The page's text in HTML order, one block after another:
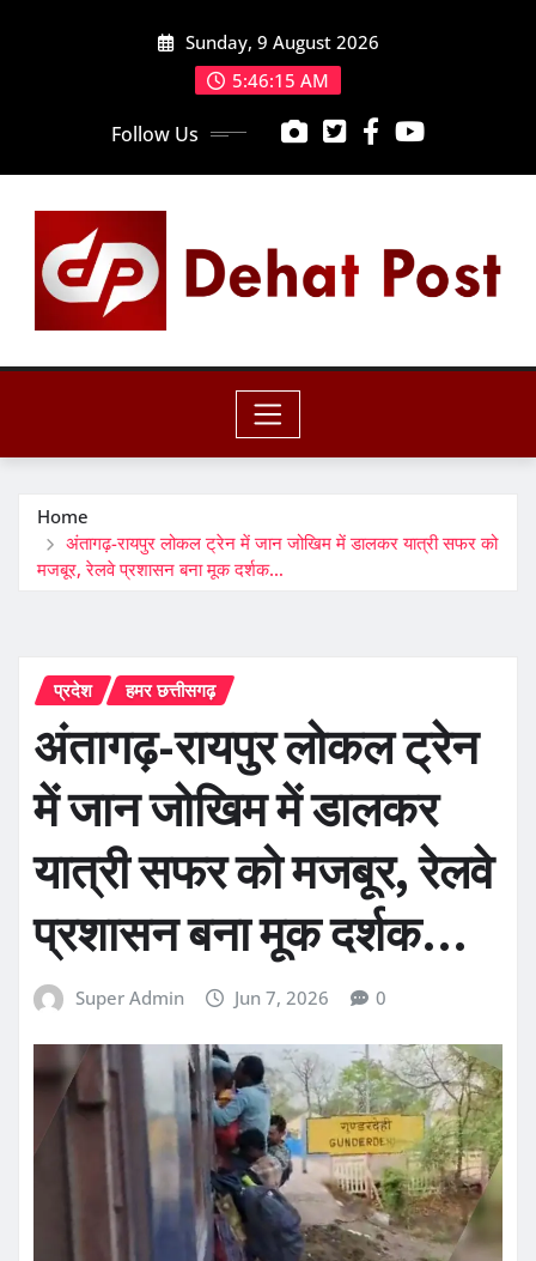
Sunday, 9 August 2026
5:46:17 AM
Follow Us
Home
अंतागढ़-रायपुर लोकल ट्रेन में जान जोखिम में डालकर यात्री सफर को
मजबूर, रेलवे प्रशासन बना मूक दर्शक…
प्रदेश हमर छत्तीसगढ़
अंतागढ़-रायपुर लोकल ट्रेन
में जान जोखिम में डालकर
यात्री सफर को मजबूर, रेलवे
प्रशासन बना मूक दर्शक…
Super Admin Jun 7, 2026 0